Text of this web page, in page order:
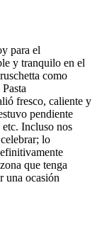
para el
y tranquilo en el
como
fresco, caliente y
pendiente
etc. Incluso nos
lo
que tenga
una ocasión